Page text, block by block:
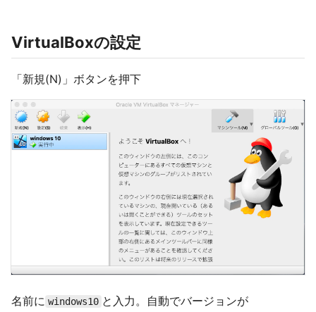
VirtualBoxの設定
「新規(N)」ボタンを押下
名前に windows10 と入力。自動でバージョンが